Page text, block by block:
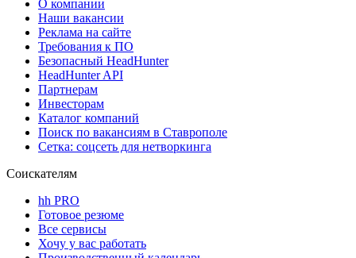
О компании
Наши вакансии
Реклама на сайте
Требования к ПО
Безопасный HeadHunter
HeadHunter API
Партнерам
Инвесторам
Каталог компаний
Поиск по вакансиям в Ставрополе
Сетка: соцсеть для нетворкинга
Соискателям
hh PRO
Готовое резюме
Все сервисы
Хочу у вас работать